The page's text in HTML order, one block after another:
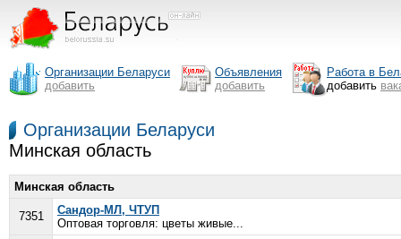
Организации Беларуси
добавить
Объявления
добавить
Работа в
добавить
Организации Беларуси
Минская область
Минская область
7351
Сандор-МЛ, ЧТУП
Оптовая торговля: цветы живые...